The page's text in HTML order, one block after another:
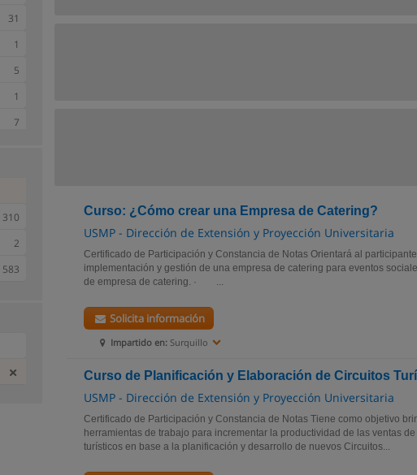
Curso: ¿Cómo crear una Empresa de Catering?
USMP - Dirección de Extensión y Proyección Universitaria
Certificado de Participación y Constancia de Notas Orientará al
implementación y gestión de una empresa de catering para eventos
de empresa de catering. · ...
Impartido en: Surquillo
Solicita información
Curso de Planificación y Elaboración de Circuitos
USMP - Dirección de Extensión y Proyección Universitaria
Certificado de Participación y Constancia de Notas Tiene como objetivo
herramientas de trabajo para incrementar la productividad de las ventas
turísticos en base a la planificación y desarrollo de nuevos Circuitos...
31
1
5
1
7
310
2
583